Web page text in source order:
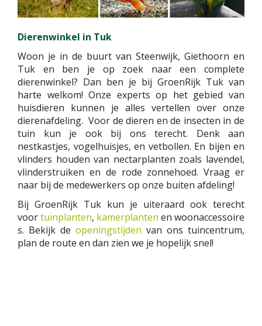
Dierenwinkel in Tuk
Woon je in de buurt van Steenwijk, Giethoorn en
Tuk en ben je op zoek naar een complete
dierenwinkel? Dan ben je bij GroenRijk Tuk van
harte welkom! Onze experts op het gebied van
huisdieren kunnen je alles vertellen over onze
dierenafdeling. Voor de dieren en de insecten in de
tuin kun je ook bij ons terecht. Denk aan
nestkastjes, vogelhuisjes, en vetbollen. En bijen en
vlinders houden van nectarplanten zoals lavendel,
vlinderstruiken en de rode zonnehoed. Vraag er
naar bij de medewerkers op onze buiten afdeling!
Bij GroenRijk Tuk kun je uiteraard ook terecht
voortuinplanten, kamerplanten en woonaccessoire
s. Bekijk de openingstijden van ons tuincentrum,
plan de route en dan zien we je hopelijk snel!